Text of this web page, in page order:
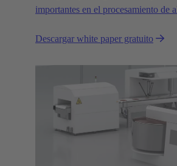
importantes en el procesamiento de
puedan limpiarse con facilidad;
Descargar white paper gratuito